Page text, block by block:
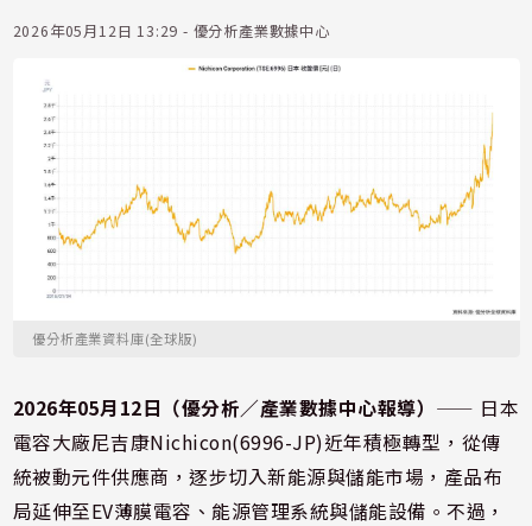
2026年05月12日 13:29 - 優分析產業數據中心
優分析產業資料庫(全球版)
2026年05月12日（優分析／產業數據中心報導） ⸺ 日本
電容大廠尼吉康Nichicon(6996-JP)近年積極轉型，從傳
統被動元件供應商，逐步切入新能源與儲能市場，產品布
局延伸至EV薄膜電容、能源管理系統與儲能設備。不過，